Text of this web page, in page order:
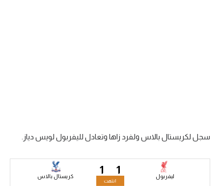
سعودي في الجول
الدوري الإنجليزي
الدوري الإسباني
سجل لكريستال بالاس ولفرد زاها وتعادل لليفربول لويس دياز.
1 ليفربول 1 كريستال بالاس
انتهت